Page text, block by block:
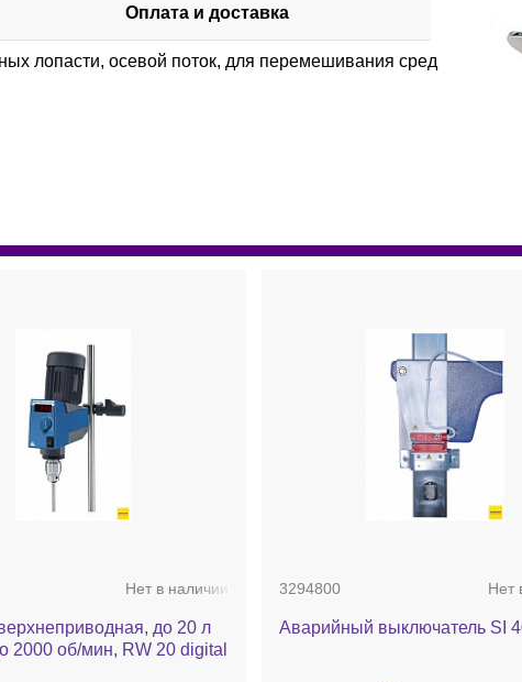
Оплата и доставка
лопасти, осевой поток, для перемешивания сред
Нет в наличии
до 20 л
2000 об/мин, RW 20 digital
3294800 Нет
Аварийный выключатель SI